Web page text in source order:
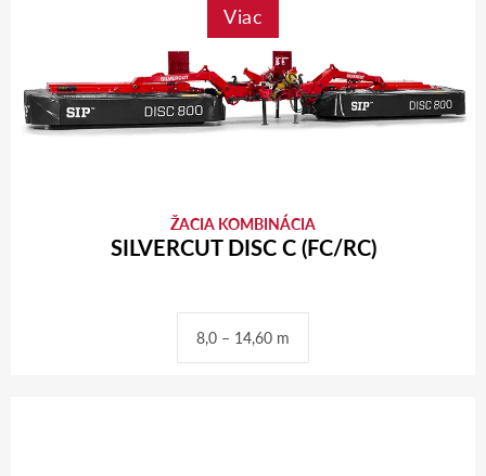
Viac
ŽACIA KOMBINÁCIA
SILVERCUT DISC C (FC/RC)
8,0 – 14,60 m